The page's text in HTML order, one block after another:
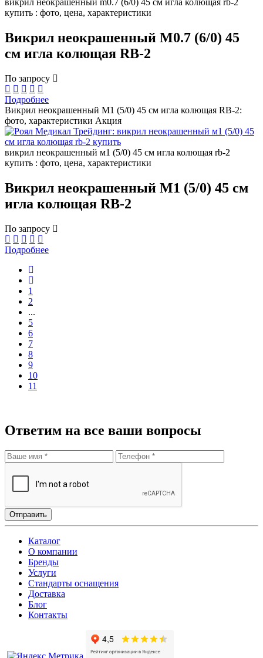
викрил неокрашенный m0.7 (6/0) 45 см игла колющая rb-2
купить : фото, цена, характеристики
Викрил неокрашенный M0.7 (6/0) 45
см игла колющая RB-2
По запросу
Подробнее
Викрил неокрашенный М1 (5/0) 45 см игла колющая RB-2:
фото, характеристики Акция
викрил неокрашенный м1 (5/0) 45 см игла колющая rb-2
купить : фото, цена, характеристики
Викрил неокрашенный М1 (5/0) 45 см
игла колющая RB-2
По запросу
Подробнее
1
2
...
5
6
7
8
9
10
11
Ответим на все ваши вопросы
Отправить
Каталог
О компании
Бренды
Услуги
Стандарты оснащения
Доставка
Блог
Контакты